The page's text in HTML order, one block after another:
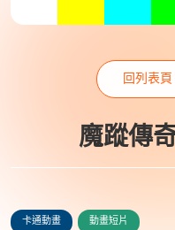
魔蹤傳
回列表頁
卡通動畫 動畫短片